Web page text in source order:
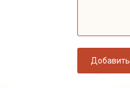
Добавить